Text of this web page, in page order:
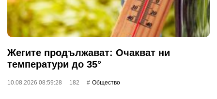
Жегите продължават: Очакват ни
температури до 35°
10.08.2026 08:59:28 182 Общество